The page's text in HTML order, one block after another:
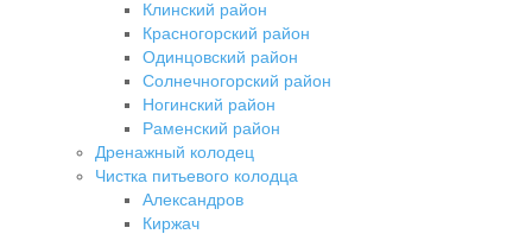
Клинский район
Красногорский район
Одинцовский район
Солнечногорский район
Ногинский район
Раменский район
Дренажный колодец
Чистка питьевого колодца
Александров
Киржач